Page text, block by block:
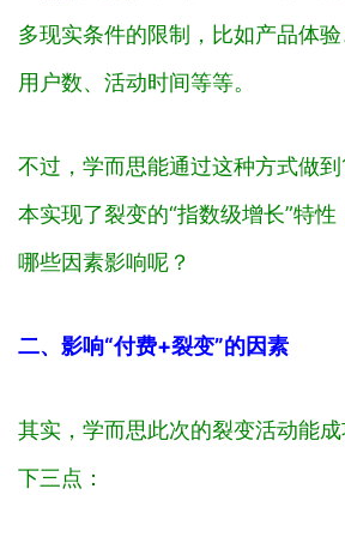
多现实条件的限制，比如产品体
用户数、活动时间等等。
不过，学而思能通过这种方式做
本实现了裂变的“指数级增长”特
哪些因素影响呢？
二、影响“付费+裂变”的因素
其实，学而思此次的裂变活动能
下三点：